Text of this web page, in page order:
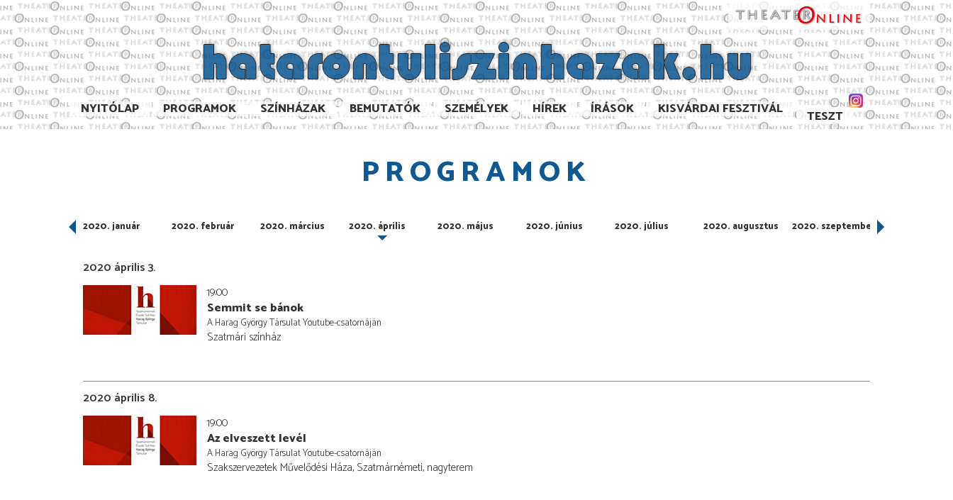
NYITÓLAP PROGRAMOK SZÍNHÁZAK BEMUTATÓK SZEMÉLYEK HÍREK ÍRÁSOK KISVÁRDAI FESZTIVÁL TESZT
PROGRAMOK
2020. január 2020. február 2020. március 2020. április 2020. május 2020. június 2020. július 2020. augusztus 2020. szeptember 2020. október
2020 április 3.
19:00
Semmit se bánok
A Harag György Társulat Youtube-csatornáján
Szatmári színház
2020 április 8.
19:00
Az elveszett levél
A Harag György Társulat Youtube-csatornáján
Szakszervezetek Művelődési Háza, Szatmárnémeti, nagyterem